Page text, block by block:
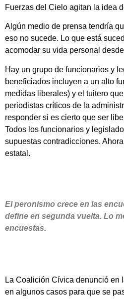
Fuerzas del Cielo agitan la idea
Algún medio de prensa tendría
eso no sucede. Lo que está
acomodar su vida personal
Hay un grupo de funcionarios y
beneficiados incluyen a un alto
medidas liberales) y el tuitero
periodistas críticos de la
responder si es cierto que ser
Todos los funcionarios y
supuestas contradicciones.
estatal.
El peronismo crece en las
define en segunda vuelta. Lo
encuestas.
La Coalición Cívica denunció en
en algunos casos para que se